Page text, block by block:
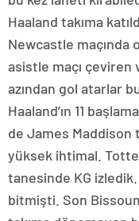
Haaland takıma
Newcastle maçında
asistle maçı çeviren
azından gol atarlar
Haaland’ın 11
de James Maddison
yüksek ihtimal.
tanesinde KG
bitmişti. Son